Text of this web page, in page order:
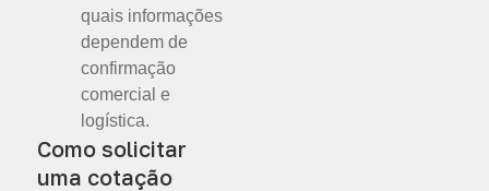
quais informações
dependem de
confirmação
comercial e
logística.
Como solicitar
uma cotação